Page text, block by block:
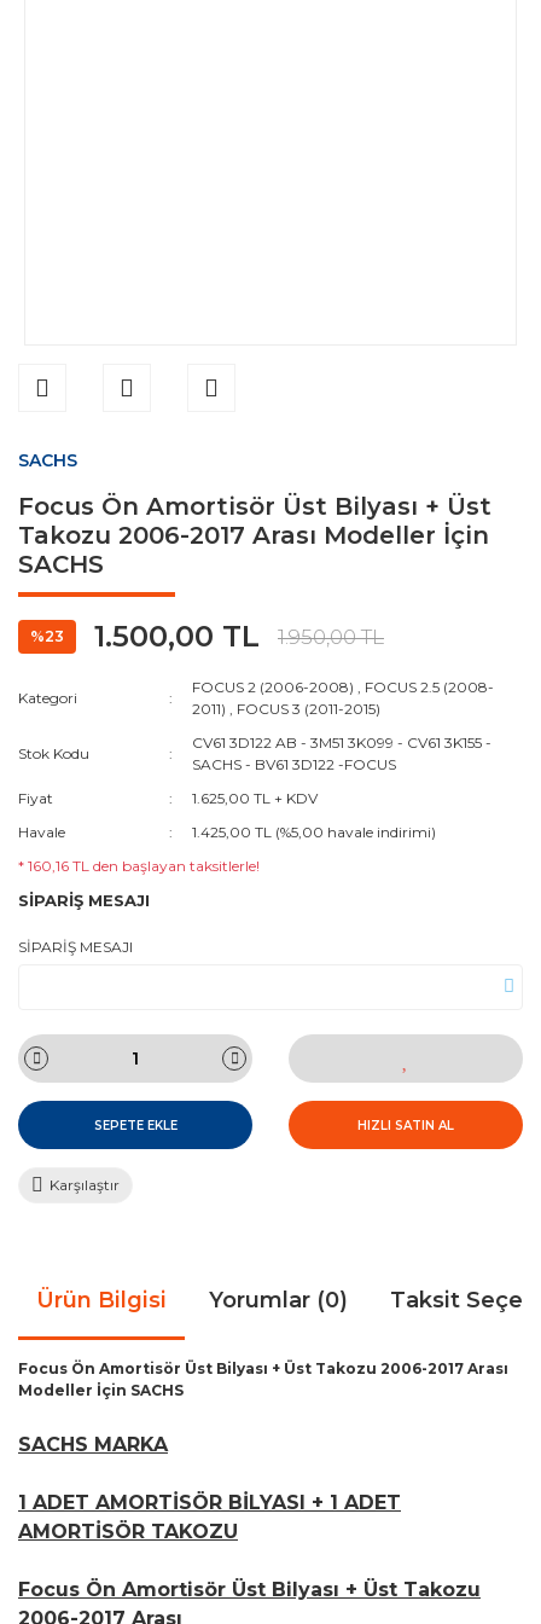
SACHS
Focus Ön Amortisör Üst Bilyası + Üst
Takozu 2006-2017 Arası Modeller İçin
SACHS
%23 1.500,00 TL 1.950,00 TL
Kategori
FOCUS 2 (2006-2008) , FOCUS 2.5 (2008-
2011) , FOCUS 3 (2011-2015)
Stok Kodu
CV61 3D122 AB - 3M51 3K099 - CV61 3K155 -
SACHS - BV61 3D122 -FOCUS
Fiyat
1.625,00 TL + KDV
Havale
1.425,00 TL (%5,00 havale indirimi)
* 160,16 TL den başlayan taksitlerle!
SİPARİŞ MESAJI
SİPARİŞ MESAJI
SEPETE EKLE HIZLI SATIN AL
Karşılaştır
Ürün Bilgisi Yorumlar (0) Taksit
Focus Ön Amortisör Üst Bilyası + Üst Takozu 2006-2017 Arası
Modeller İçin SACHS
SACHS MARKA
1 ADET AMORTİSÖR BİLYASI + 1 ADET
AMORTİSÖR TAKOZU
Focus Ön Amortisör Üst Bilyası + Üst Takozu
2006-2017 Arası